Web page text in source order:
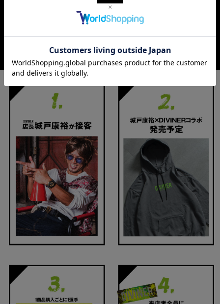
つき、１選手と写真撮影を行います。
ご来店いただいた方にはDIVINER×城戸康裕選手限定ステッカー&スペシャ
ルギフトをプレゼント。